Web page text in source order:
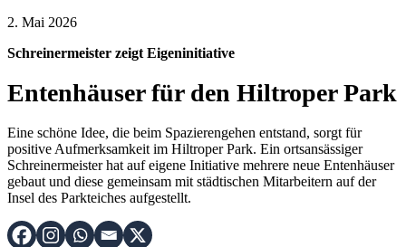
2. Mai 2026
Schreinermeister zeigt Eigeninitiative
Entenhäuser für den Hiltroper Park
Eine schöne Idee, die beim Spazierengehen entstand, sorgt für
positive Aufmerksamkeit im Hiltroper Park. Ein ortsansässiger
Schreinermeister hat auf eigene Initiative mehrere neue Entenhäuser
gebaut und diese gemeinsam mit städtischen Mitarbeitern auf der
Insel des Parkteiches aufgestellt.